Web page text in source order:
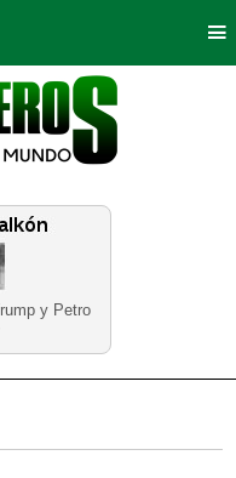
y Petro
Bogotá
Deportes
Neira